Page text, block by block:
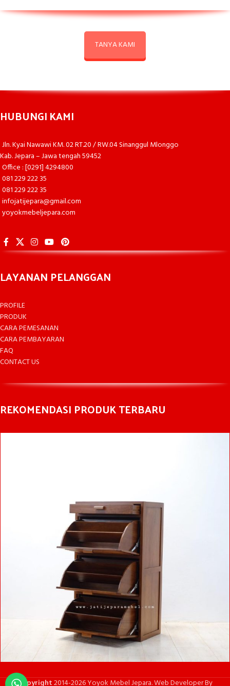
TANYA KAMI
HUBUNGI KAMI
Jln. Kyai Nawawi KM. 02 RT.20 / RW.04 Sinanggul Mlonggo
Kab. Jepara – Jawa tengah 59452
Office : [0291] 4294800
081 229 222 35
081 229 222 35
infojatijepara@gmail.com
yoyokmebeljepara.com
LAYANAN PELANGGAN
PROFILE
PRODUK
CARA PEMESANAN
CARA PEMBAYARAN
FAQ
CONTACT US
REKOMENDASI PRODUK TERBARU
Copyright2014-2026 Yoyok Mebel Jepara. Web Developer By